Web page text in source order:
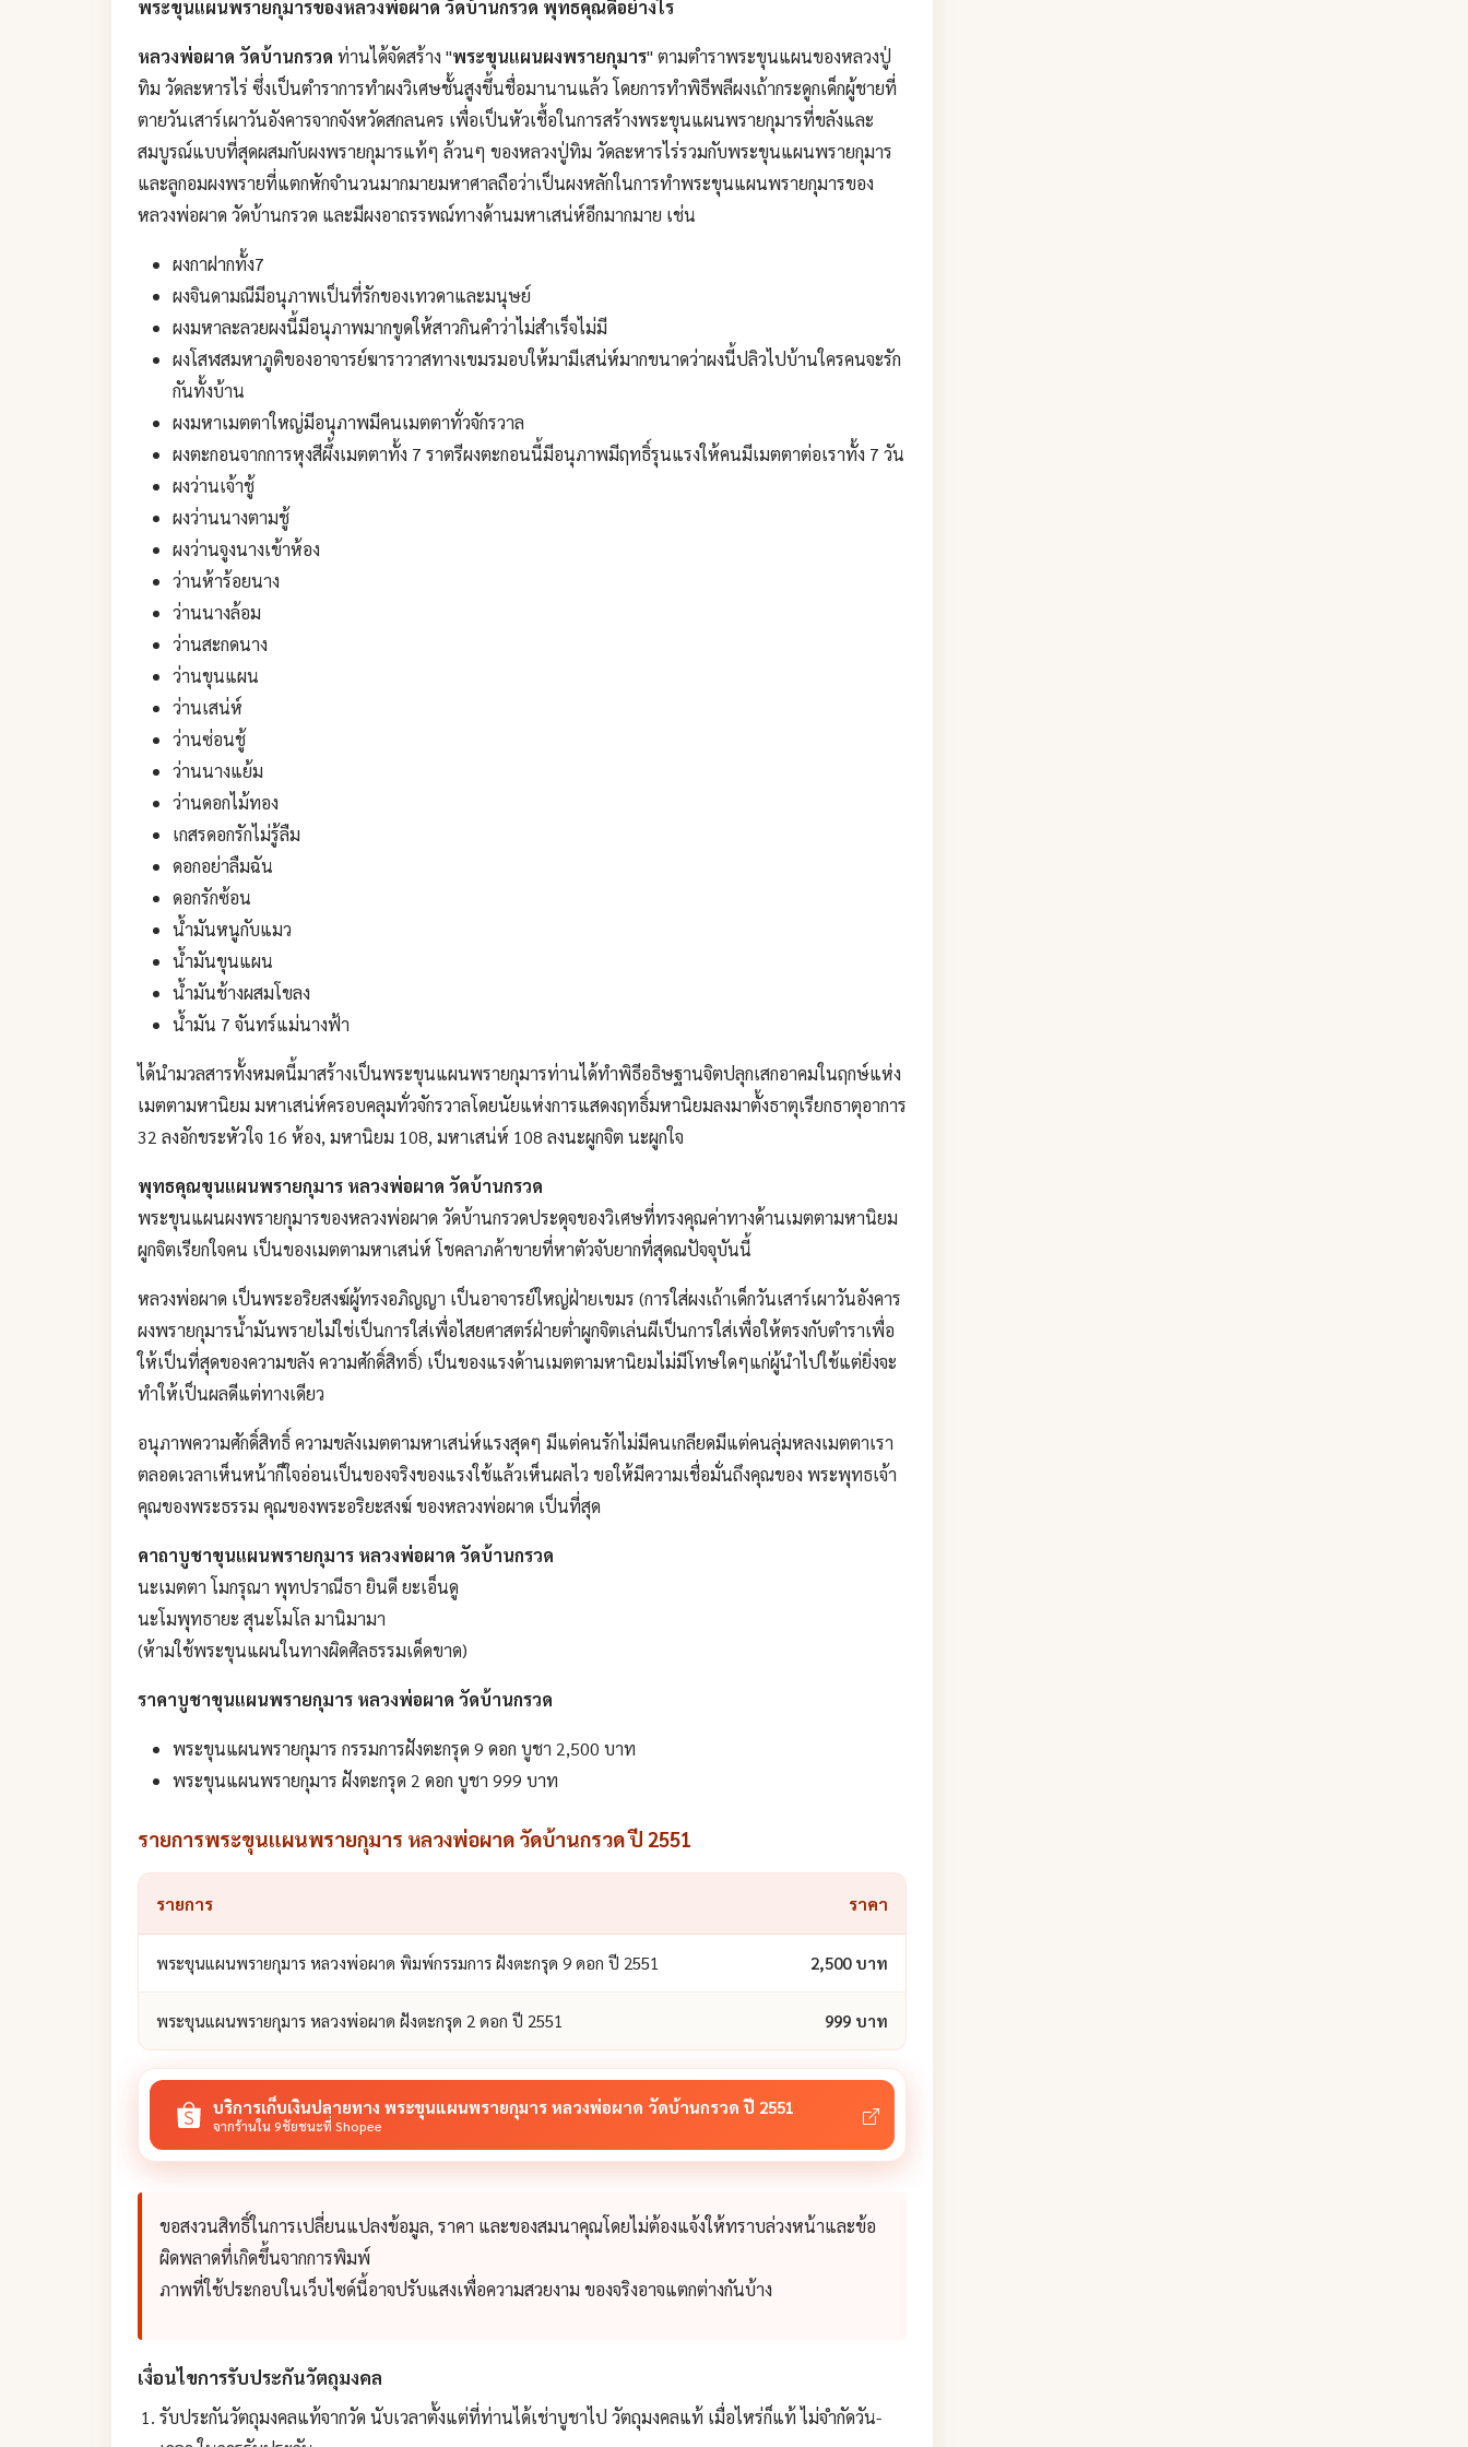
พระขุนแผนพรายกุมารของหลวงพ่อผาด วัดบ้านกรวด พุทธคุณดีอย่างไร
หลวงพ่อผาด วัดบ้านกรวด ท่านได้จัดสร้าง "พระขุนแผนผงพรายกุมาร" ตามตำราพระขุนแผนของหลวงปู่
ทิม วัดละหารไร่ ซึ่งเป็นตำราการทำผงวิเศษชั้นสูงขึ้นชื่อมานานแล้ว โดยการทำพิธีพลีผงเถ้ากระดูกเด็กผู้ชายที่
ตายวันเสาร์เผาวันอังคารจากจังหวัดสกลนคร เพื่อเป็นหัวเชื้อในการสร้างพระขุนแผนพรายกุมารที่ขลังและ
สมบูรณ์แบบที่สุดผสมกับผงพรายกุมารแท้ๆ ล้วนๆ ของหลวงปู่ทิม วัดละหารไร่รวมกับพระขุนแผนพรายกุมาร
และลูกอมผงพรายที่แตกหักจำนวนมากมายมหาศาลถือว่าเป็นผงหลักในการทำพระขุนแผนพรายกุมารของ
หลวงพ่อผาด วัดบ้านกรวด และมีผงอาถรรพณ์ทางด้านมหาเสน่ห์อีกมากมาย เช่น
ผงกาฝากทั้ง7
ผงจินดามณีมีอนุภาพเป็นที่รักของเทวดาและมนุษย์
ผงมหาละลวยผงนี้มีอนุภาพมากขูดให้สาวกินคำว่าไม่สำเร็จไม่มี
ผงโสฬสมหาภูติของอาจารย์ฆาราวาสทางเขมรมอบให้มามีเสน่ห์มากขนาดว่าผงนี้ปลิวไปบ้านใครคนจะรัก
กันทั้งบ้าน
ผงมหาเมตตาใหญ่มีอนุภาพมีคนเมตตาทั่วจักรวาล
ผงตะกอนจากการหุงสีผึ้งเมตตาทั้ง 7 ราตรีผงตะกอนนี้มีอนุภาพมีฤทธิ์รุนแรงให้คนมีเมตตาต่อเราทั้ง 7 วัน
ผงว่านเจ้าชู้
ผงว่านนางตามชู้
ผงว่านจูงนางเข้าห้อง
ว่านห้าร้อยนาง
ว่านนางล้อม
ว่านสะกดนาง
ว่านขุนแผน
ว่านเสน่ห์
ว่านซ่อนชู้
ว่านนางแย้ม
ว่านดอกไม้ทอง
เกสรดอกรักไม่รู้ลืม
ดอกอย่าลืมฉัน
ดอกรักซ้อน
น้ำมันหนูกับแมว
น้ำมันขุนแผน
น้ำมันช้างผสมโขลง
น้ำมัน 7 จันทร์แม่นางฟ้า
ได้นำมวลสารทั้งหมดนี้มาสร้างเป็นพระขุนแผนพรายกุมารท่านได้ทำพิธีอธิษฐานจิตปลุกเสกอาคมในฤกษ์แห่ง
เมตตามหานิยม มหาเสน่ห์ครอบคลุมทั่วจักรวาลโดยนัยแห่งการแสดงฤทธิ์มหานิยมลงมาตั้งธาตุเรียกธาตุอาการ
32 ลงอักขระหัวใจ 16 ห้อง, มหานิยม 108, มหาเสน่ห์ 108 ลงนะผูกจิต นะผูกใจ
พุทธคุณขุนแผนพรายกุมาร หลวงพ่อผาด วัดบ้านกรวด
พระขุนแผนผงพรายกุมารของหลวงพ่อผาด วัดบ้านกรวดประดุจของวิเศษที่ทรงคุณค่าทางด้านเมตตามหานิยม
ผูกจิตเรียกใจคน เป็นของเมตตามหาเสน่ห์ โชคลาภค้าขายที่หาตัวจับยากที่สุดณปัจจุบันนี้
หลวงพ่อผาด เป็นพระอริยสงฆ์ผู้ทรงอภิญญา เป็นอาจารย์ใหญ่ฝ่ายเขมร (การใส่ผงเถ้าเด็กวันเสาร์เผาวันอังคาร
ผงพรายกุมารน้ำมันพรายไม่ใช่เป็นการใส่เพื่อไสยศาสตร์ฝ่ายต่ำผูกจิตเล่นผีเป็นการใส่เพื่อให้ตรงกับตำราเพื่อ
ให้เป็นที่สุดของความขลัง ความศักดิ์สิทธิ์) เป็นของแรงด้านเมตตามหานิยมไม่มีโทษใดๆแก่ผู้นำไปใช้แต่ยิ่งจะ
ทำให้เป็นผลดีแต่ทางเดียว
อนุภาพความศักดิ์สิทธิ์ ความขลังเมตตามหาเสน่ห์แรงสุดๆ มีแต่คนรักไม่มีคนเกลียดมีแต่คนลุ่มหลงเมตตาเรา
ตลอดเวลาเห็นหน้าก็ใจอ่อนเป็นของจริงของแรงใช้แล้วเห็นผลไว ขอให้มีความเชื่อมั่นถึงคุณของ พระพุทธเจ้า
คุณของพระธรรม คุณของพระอริยะสงฆ์ ของหลวงพ่อผาด เป็นที่สุด
คาถาบูชาขุนแผนพรายกุมาร หลวงพ่อผาด วัดบ้านกรวด
นะเมตตา โมกรุณา พุทปราณีธา ยินดี ยะเอ็นดู
นะโมพุทธายะ สุนะโมโล มานิมามา
(ห้ามใช้พระขุนแผนในทางผิดศิลธรรมเด็ดขาด)
ราคาบูชาขุนแผนพรายกุมาร หลวงพ่อผาด วัดบ้านกรวด
พระขุนแผนพรายกุมาร กรรมการฝังตะกรุด 9 ดอก บูชา 2,500 บาท
พระขุนแผนพรายกุมาร ฝังตะกรุด 2 ดอก บูชา 999 บาท
รายการพระขุนแผนพรายกุมาร หลวงพ่อผาด วัดบ้านกรวด ปี 2551
รายการ ราคา
พระขุนแผนพรายกุมาร หลวงพ่อผาด พิมพ์กรรมการ ฝังตะกรุด 9 ดอก ปี 2551 2,500 บาท
พระขุนแผนพรายกุมาร หลวงพ่อผาด ฝังตะกรุด 2 ดอก ปี 2551 999 บาท
บริการเก็บเงินปลายทาง พระขุนแผนพรายกุมาร หลวงพ่อผาด วัดบ้านกรวด ปี 2551
จากร้านใน 9ชัยชนะที่ Shopee
ขอสงวนสิทธิ์ในการเปลี่ยนแปลงข้อมูล, ราคา และของสมนาคุณโดยไม่ต้องแจ้งให้ทราบล่วงหน้าและข้อ
ผิดพลาดที่เกิดขึ้นจากการพิมพ์
ภาพที่ใช้ประกอบในเว็บไซด์นี้อาจปรับแสงเพื่อความสวยงาม ของจริงอาจแตกต่างกันบ้าง
เงื่อนไขการรับประกันวัตถุมงคล
รับประกันวัตถุมงคลแท้จากวัด นับเวลาตั้งแต่ที่ท่านได้เช่าบูชาไป วัตถุมงคลแท้ เมื่อไหร่ก็แท้ ไม่จำกัดวัน-